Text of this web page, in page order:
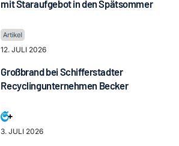
mit Staraufgebot in den Spätsommer
12. JULI 2026
Großbrand bei Schifferstadter
Recyclingunternehmen Becker
3. JULI 2026